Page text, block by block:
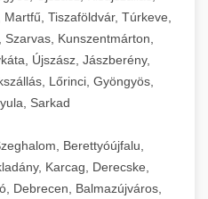
Tiszaföldvár, Túrkeve,
Kunszentmárton,
Újszász, Jászberény,
Lőrinci, Gyöngyös,
Sarkad
Berettyóújfalu,
Karcag, Derecske,
Debrecen, Balmazújváros,